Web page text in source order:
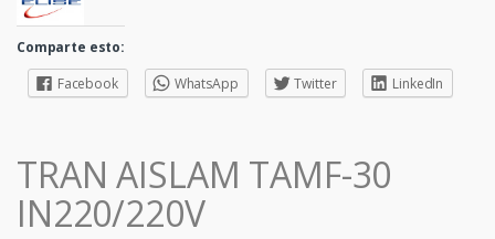
Comparte esto:
Facebook
WhatsApp Twitter LinkedIn
TRAN AISLAM TAMF-30
IN220/220V